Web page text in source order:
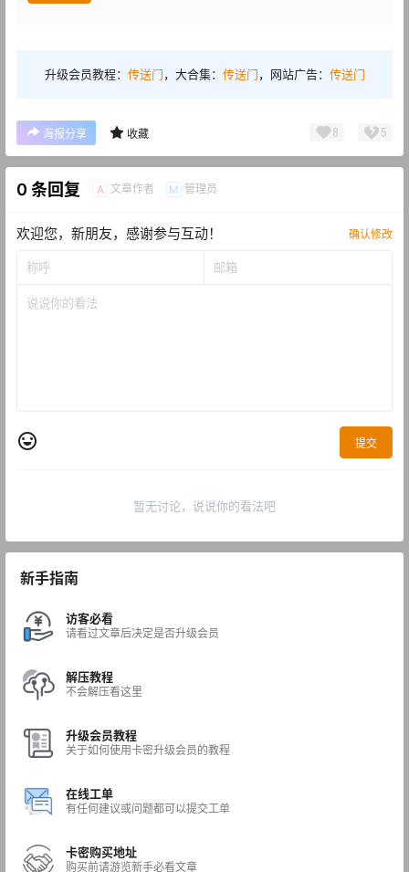
升级会员教程： 传送门，大合集： 传送门，网站广告： 传送门
海报分享 收藏 8 5
0 条回复 A 文章作者 M 管理员
欢迎您，新朋友，感谢参与互动！ 确认修改
提交
暂无讨论，说说你的看法吧
新手指南
访客必看
请看过文章后决定是否升级会员
解压教程
不会解压看这里
升级会员教程
关于如何使用卡密升级会员的教程
在线工单
有任何建议或问题都可以提交工单
卡密购买地址
购买前请游览新手必看文章